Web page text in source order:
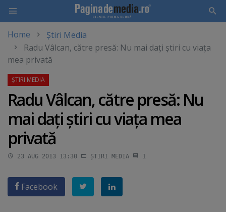
main
content
Home
Știri Media
Radu Vâlcan, către presă: Nu mai daţi ştiri cu viaţa
mea privată
Radu Vâlcan, către presă: Nu
mai daţi ştiri cu viaţa mea
privată
23 AUG 2013 13:30 ȘTIRI MEDIA 1
Facebook